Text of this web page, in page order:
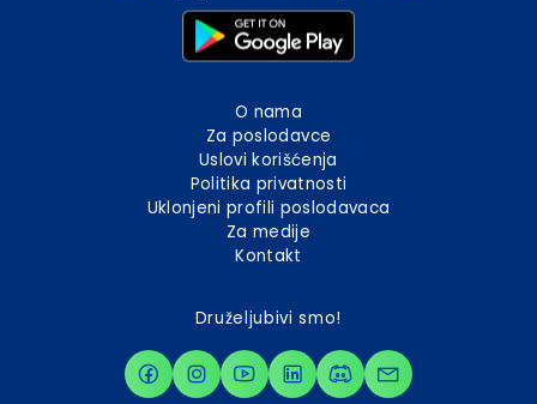
O nama
Za poslodavce
Uslovi korišćenja
Politika privatnosti
Uklonjeni profili poslodavaca
Za medije
Kontakt
Druželjubivi smo!